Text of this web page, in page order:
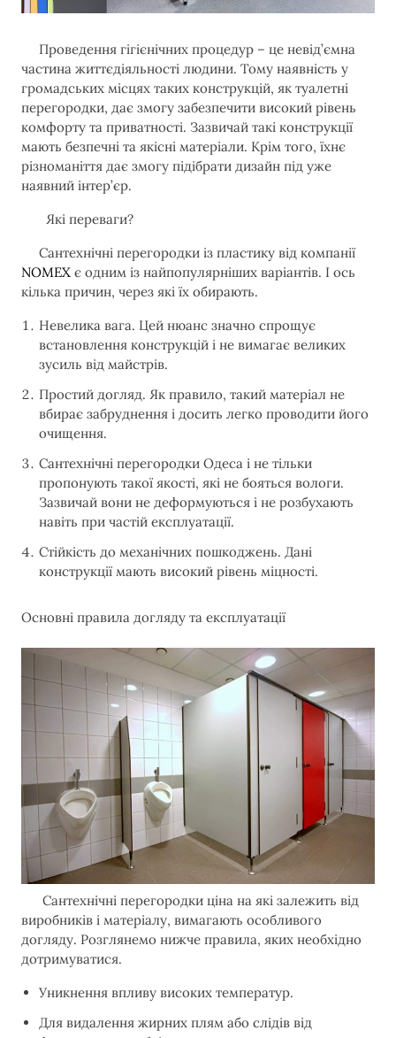
Проведення гігієнічних процедур – це невід’ємна
частина життєдіяльності людини. Тому наявність у
громадських місцях таких конструкцій, як туалетні
перегородки, дає змогу забезпечити високий рівень
комфорту та приватності. Зазвичай такі конструкції
мають безпечні та якісні матеріали. Крім того, їхнє
різноманіття дає змогу підібрати дизайн під уже
наявний інтер’єр.
Які переваги?
Сантехнічні перегородки із пластику від компанії
NOMEX є одним із найпопулярніших варіантів. І ось
кілька причин, через які їх обирають.
Невелика вага. Цей нюанс значно спрощує
встановлення конструкцій і не вимагає великих
зусиль від майстрів.
Простий догляд. Як правило, такий матеріал не
вбирає забруднення і досить легко проводити його
очищення.
Сантехнічні перегородки Одеса і не тільки
пропонують такої якості, які не бояться вологи.
Зазвичай вони не деформуються і не розбухають
навіть при частій експлуатації.
Стійкість до механічних пошкоджень. Дані
конструкції мають високий рівень міцності.
Основні правила догляду та експлуатації
Сантехнічні перегородки ціна на які залежить від
виробників і матеріалу, вимагають особливого
догляду. Розглянемо нижче правила, яких необхідно
дотримуватися.
Уникнення впливу високих температур.
Для видалення жирних плям або слідів від